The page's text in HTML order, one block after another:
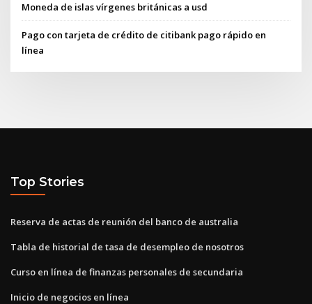
Moneda de islas vírgenes británicas a usd
Pago con tarjeta de crédito de citibank pago rápido en
línea
Top Stories
Reserva de actas de reunión del banco de australia
Tabla de historial de tasa de desempleo de nosotros
Curso en línea de finanzas personales de secundaria
Inicio de negocios en línea